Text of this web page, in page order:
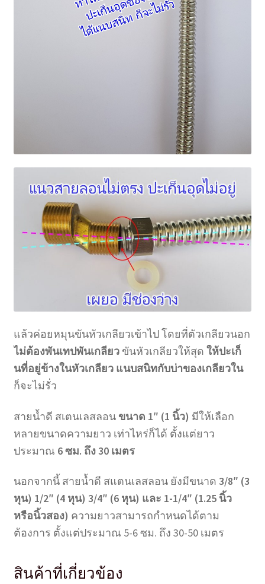
แล้วค่อยหมุนขันหัวเกลียวเข้าไป โดยที่ตัวเกลียวนอก
ไม่ต้องพันเทปพันเกลียวขันหัวเกลียวให้สุด ให้ปะเก็
นที่อยู่ข้างในหัวเกลียว แนบสนิทกับบ่าของเกลียวใน
ก็จะไม่รั่ว
สายน้ำดี สเตนเลสลอน ขนาด 1″ (1 นิ้ว) มีให้เลือก
หลายขนาดความยาว เท่าไหร่ก็ได้ ตั้งแต่ยาว
ประมาณ 6 ซม. ถึง 30 เมตร
นอกจากนี้ สายน้ำดี สแตนเลสลอน ยังมีขนาด 3/8″ (3
หุน) 1/2″ (4 หุน) 3/4″ (6 หุน) และ 1-1/4″ (1.25 นิ้ว
หรือนิ้วสอง) ความยาวสามารถกำหนดได้ตาม
ต้องการ ตั้งแต่ประมาณ 5-6 ซม. ถึง 30-50 เมตร
สินค้าที่เกี่ยวข้อง